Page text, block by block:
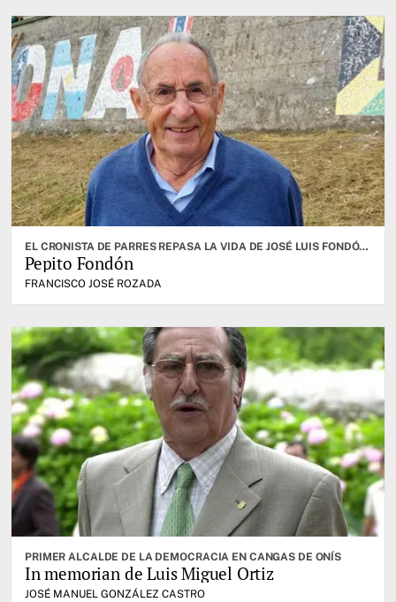
EL CRONISTA DE PARRES REPASA LA VIDA DE JOSÉ LUIS FONDÓN ÁLVAREZ QUE FALLECIÓ A LOS 94 AÑOS
Pepito Fondón
FRANCISCO JOSÉ ROZADA
PRIMER ALCALDE DE LA DEMOCRACIA EN CANGAS DE ONÍS
In memorian de Luis Miguel Ortiz
JOSÉ MANUEL GONZÁLEZ CASTRO